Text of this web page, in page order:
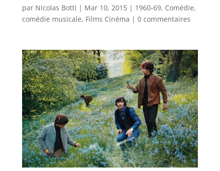
par Nicolas Botti | Mar 10, 2015| 1960-69, Comédie,
comédie musicale, Films Cinéma | 0 commentaires